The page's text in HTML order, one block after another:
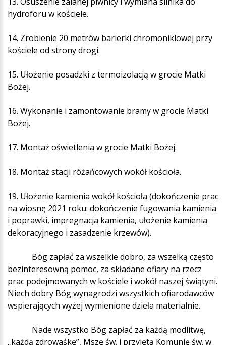
hydroforu w kościele.
14. Zrobienie 20 metrów barierki chromoniklowej przy
kościele od strony drogi.
15. Ułożenie posadzki z termoizolacją w grocie Matki
Bożej.
16. Wykonanie i zamontowanie bramy w grocie Matki
Bożej.
17. Montaż oświetlenia w grocie Matki Bożej.
18. Montaż stacji różańcowych wokół kościoła.
19. Ułożenie kamienia wokół kościoła (dokończenie prac
na wiosnę 2021 roku: dokończenie fugowania kamienia
i poprawki, impregnacja kamienia, ułożenie kamienia
dekoracyjnego i zasadzenie krzewów).
Bóg zapłać za wszelkie dobro, za wszelką często
bezinteresowną pomoc, za składane ofiary na rzecz
prac podejmowanych w kościele i wokół naszej świątyni.
Niech dobry Bóg wynagrodzi wszystkich ofiarodawców
wspierających wyżej wymienione dzieła materialnie.
Nade wszystko Bóg zapłać za każdą modlitwę,
„każdą zdrowaśkę”, Mszę św. i przyjętą Komunię św. w